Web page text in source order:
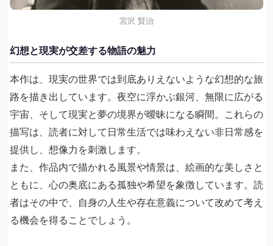
宮沢 賢治
幻想と現実が交差する物語の魅力
本作は、現実の世界では到底ありえないような幻想的な旅
路を描き出しています。夜空に浮かぶ銀河、無限に広がる
宇宙、そして現実と夢の境界が曖昧になる瞬間。これらの
描写は、読者に対して日常生活では味わえない非日常感を
提供し、想像力を刺激します。
また、作品内で描かれる風景や情景は、絵画的な美しさと
ともに、心の奥底にある孤独や希望を象徴しています。読
者はその中で、自身の人生や存在意義について改めて考え
る機会を得ることでしょう。